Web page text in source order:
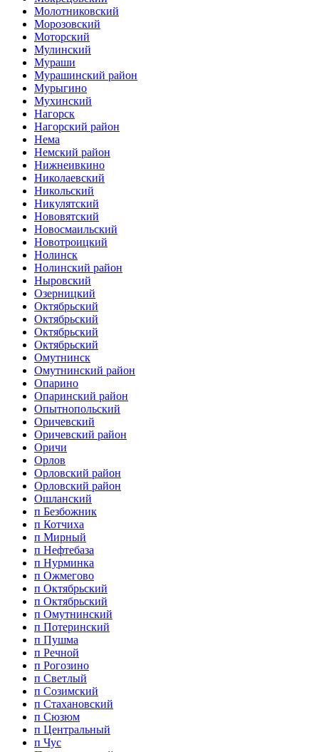
Молотниковский
Морозовский
Моторский
Мулинский
Мураши
Мурашинский район
Мурыгино
Мухинский
Нагорск
Нагорский район
Нема
Немский район
Нижнеивкино
Николаевский
Никольский
Никулятский
Нововятский
Новосмаильский
Новотроицкий
Нолинск
Нолинский район
Ныровский
Озерницкий
Октябрьский
Октябрьский
Октябрьский
Октябрьский
Омутнинск
Омутнинский район
Опарино
Опаринский район
Опытнопольский
Оричевский
Оричевский район
Оричи
Орлов
Орловский район
Орловский район
Ошланский
п Безбожник
п Котчиха
п Мирный
п Нефтебаза
п Нурминка
п Ожмегово
п Октябрьский
п Октябрьский
п Омутнинский
п Потеринский
п Пушма
п Речной
п Рогозино
п Светлый
п Созимский
п Стахановский
п Сюзюм
п Центральный
п Чус